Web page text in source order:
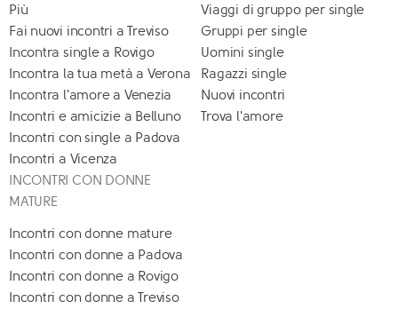
Più
Fai nuovi incontri a Treviso
Incontra single a Rovigo
Incontra la tua metà a Verona
Incontra l'amore a Venezia
Incontri e amicizie a Belluno
Incontri con single a Padova
Incontri a Vicenza
Viaggi di gruppo per single
Gruppi per single
Uomini single
Ragazzi single
Nuovi incontri
Trova l'amore
INCONTRI CON DONNE
MATURE
Incontri con donne mature
Incontri con donne a Padova
Incontri con donne a Rovigo
Incontri con donne a Treviso